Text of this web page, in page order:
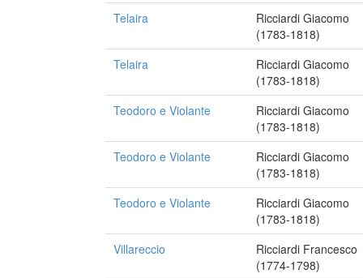
Telaira
Ricciardi Giacomo
(1783-1818)
Telaira
Ricciardi Giacomo
(1783-1818)
Teodoro e Violante
Ricciardi Giacomo
(1783-1818)
Teodoro e Violante
Ricciardi Giacomo
(1783-1818)
Teodoro e Violante
Ricciardi Giacomo
(1783-1818)
Villareccio
Ricciardi Francesco
(1774-1798)